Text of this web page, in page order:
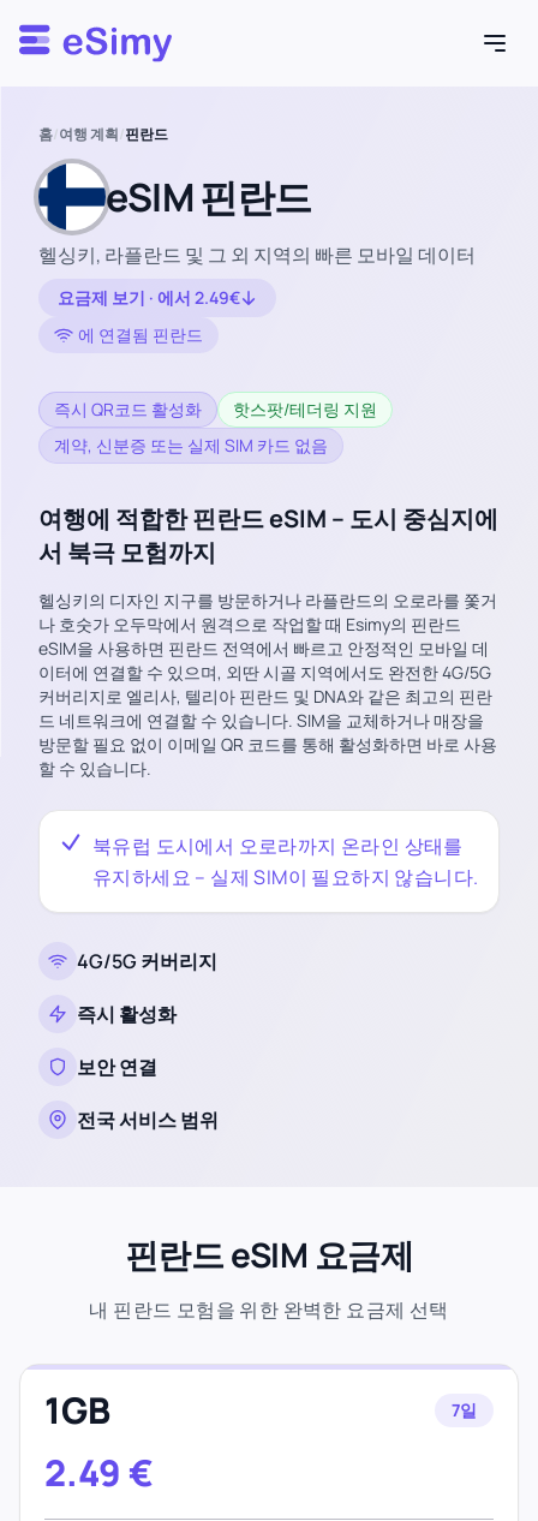
Esimy
홈/여행 계획/핀란드
eSIM 핀란드
헬싱키, 라플란드 및 그 외 지역의 빠른 모바일 데이터
요금제 보기 · 에서 2.49€
에 연결됨 핀란드
즉시 QR코드 활성화
핫스팟/테더링 지원
계약, 신분증 또는 실제 SIM 카드 없음
여행에 적합한 핀란드 eSIM – 도시 중심지에
서 북극 모험까지
헬싱키의 디자인 지구를 방문하거나 라플란드의 오로라를 쫓거
나 호숫가 오두막에서 원격으로 작업할 때 Esimy의 핀란드
eSIM을 사용하면 핀란드 전역에서 빠르고 안정적인 모바일 데
이터에 연결할 수 있으며, 외딴 시골 지역에서도 완전한 4G/5G
커버리지로 엘리사, 텔리아 핀란드 및 DNA와 같은 최고의 핀란
드 네트워크에 연결할 수 있습니다. SIM을 교체하거나 매장을
방문할 필요 없이 이메일 QR 코드를 통해 활성화하면 바로 사용
할 수 있습니다.
북유럽 도시에서 오로라까지 온라인 상태를
유지하세요 – 실제 SIM이 필요하지 않습니다.
4G/5G 커버리지
즉시 활성화
보안 연결
전국 서비스 범위
핀란드 eSIM 요금제
내 핀란드 모험을 위한 완벽한 요금제 선택
1GB 7일
2.49 €